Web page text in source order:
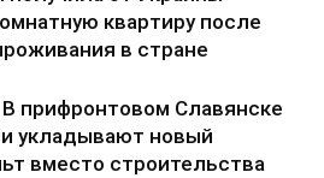
квартиру после
в стране
прифронтовом Славянске
укладывают новый
вместо строительства